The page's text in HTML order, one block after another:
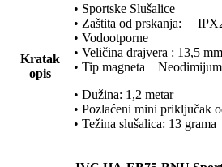
Kratak
opis
• Sportske Slušalice
• Zaštita od prskanja:
• Vodootporne
• Veličina drajvera : 13,5 mm
• Tip magneta Neodimijum
• Dužina: 1,2 metar
• Pozlaćeni mini priključak
• Težina slušalica: 13 grama